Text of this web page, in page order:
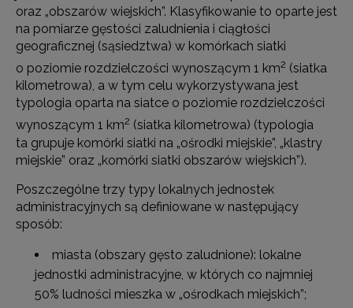
oraz „obszarów wiejskich”. Klasyfikowanie to oparte jest
na pomiarze gęstości zaludnienia i ciągłości
geograficznej (sąsiedztwa) w komórkach siatki
o poziomie rozdzielczości wynoszącym 1 km2 (siatka
kilometrowa), a w tym celu wykorzystywana jest
typologia oparta na siatce o poziomie rozdzielczości
wynoszącym 1 km2 (siatka kilometrowa) (typologia
ta grupuje komórki siatki na „ośrodki miejskie”, „klastry
miejskie” oraz „komórki siatki obszarów wiejskich”).
Poszczególne trzy typy lokalnych jednostek
administracyjnych są definiowane w następujący
sposób:
miasta (obszary gęsto zaludnione): lokalne
jednostki administracyjne, w których co najmniej
50% ludności mieszka w „ośrodkach miejskich”;